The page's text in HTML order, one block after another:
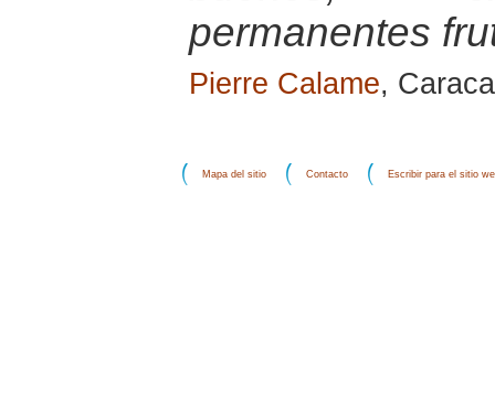
permanentes
Pierre Calame,
Mapa del sitio Contacto Escribir para el sitio